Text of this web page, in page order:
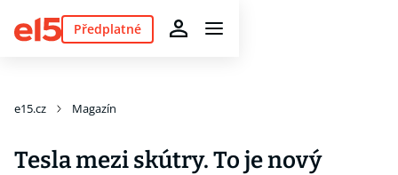
Předplatné
e15.cz Magazín
Tesla mezi skútry. To je nový